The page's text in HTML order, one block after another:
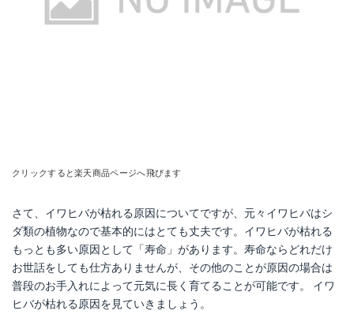
クリックすると楽天商品ページへ飛びます
さて、イワヒバが枯れる原因についてですが、元々イワヒバはシ
ダ類の植物なので基本的にはとても丈夫です。イワヒバが枯れる
もっとも多い原因として「寿命」があります。寿命ならどれだけ
お世話をしても仕方ありませんが、その他のことが原因の場合は
普段のお手入れによって元気に長く育てることが可能です。 イワ
ヒバが枯れる原因を見ていきましょう。